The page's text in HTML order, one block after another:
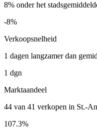
8% onder het
-8%
Verkoopsnelheid
1 dagen langzamer dan
1 dgn
Marktaandeel
44 van 41 verkopen in St.-
107.3%